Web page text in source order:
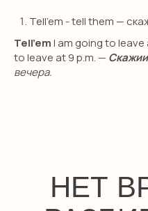
Tell’em - tell them —
Tell’emI am going to leave
to leave at 9 p.m. —
вечера.